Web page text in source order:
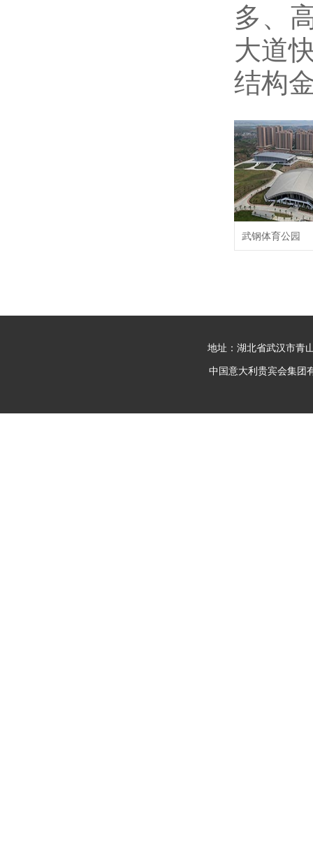
多、
大道
结构
武钢体育公园
地址：湖北省武汉市青
中国意大利贵宾